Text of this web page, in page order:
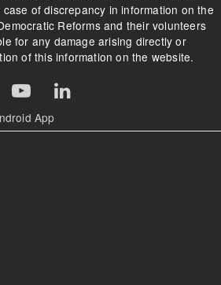
of discrepancy in information on the
Reforms and their volunteers
for any damage arising directly or
of this information on the website.
App